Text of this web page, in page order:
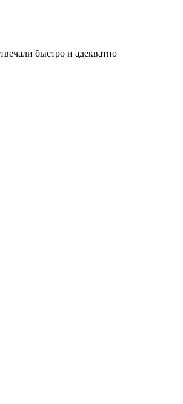
быстро и адекватно